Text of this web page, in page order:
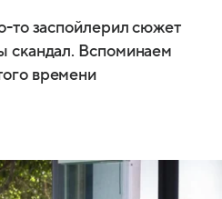
то заспойлерил сюжет
скандал. Вспоминаем
времени